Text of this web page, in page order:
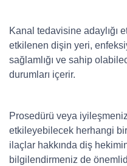
Kanal tedavisine adaylığı
etkilenen dişin yeri,
sağlamlığı ve sahip
durumları içerir.
Prosedürü veya
etkileyebilecek herhangi bir
ilaçlar hakkında diş
bilgilendirmeniz de